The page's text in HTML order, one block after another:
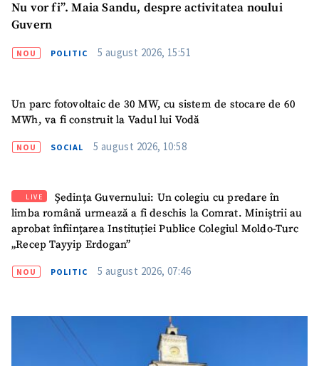
SUSȚINE
Nu vor fi”. Maia Sandu, despre activitatea noului
Guvern
NOU POLITIC 5 august 2026, 15:51
Un parc fotovoltaic de 30 MW, cu sistem de stocare de 60
MWh, va fi construit la Vadul lui Vodă
NOU SOCIAL 5 august 2026, 10:58
LIVE
Ședința Guvernului: Un colegiu cu predare în
limba română urmează a fi deschis la Comrat. Miniștrii au
aprobat înființarea Instituției Publice Colegiul Moldo-Turc
„Recep Tayyip Erdogan”
NOU POLITIC 5 august 2026, 07:46